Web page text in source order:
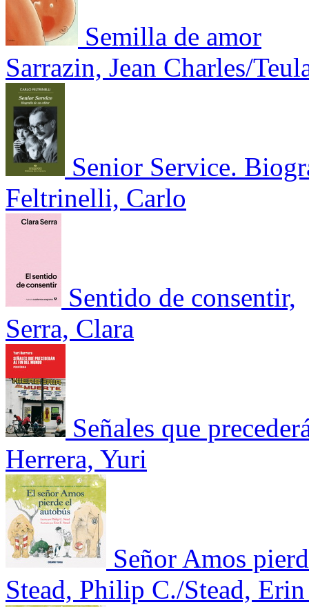
Semilla de amor
Sarrazin, Jean Charles/
Senior Service.
Feltrinelli, Carlo
Sentido de consentir,
Serra, Clara
Señales que
Herrera, Yuri
Señor Amos
Stead, Philip C./Stead,